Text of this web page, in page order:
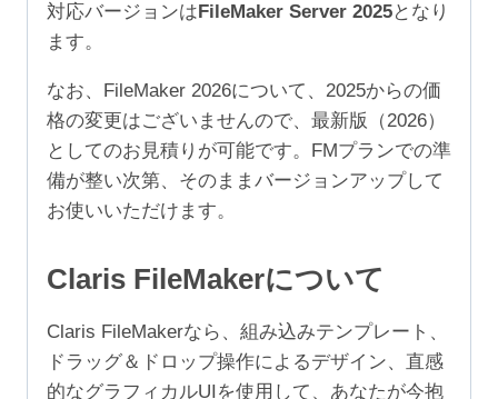
デ
ッ
ク/NPO
50-
99
ユ
ザ）
対応バージョンは FileMaker Server 2025となり
ます。
なお、FileMaker 2026について、2025からの価
格の変更はございませんので、最新版（2026）
としてのお見積りが可能です。FMプランでの準
備が整い次第、そのままバージョンアップして
お使いいただけます。
Claris FileMakerについて
Claris FileMakerなら、組み込みテンプレート、
ドラッグ＆ドロップ操作によるデザイン、直感
的なグラフィカルUIを使用して、あなたが今抱